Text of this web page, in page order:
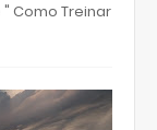
Como Treinar